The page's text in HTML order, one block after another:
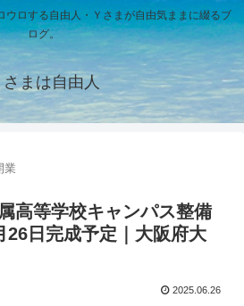
ウロする自由人・Ｙさまが自由気ままに綴るブ
ログ。
さまは自由人
業
高等学校キャンパス整備
26日完成予定｜大阪府大
2025.06.26